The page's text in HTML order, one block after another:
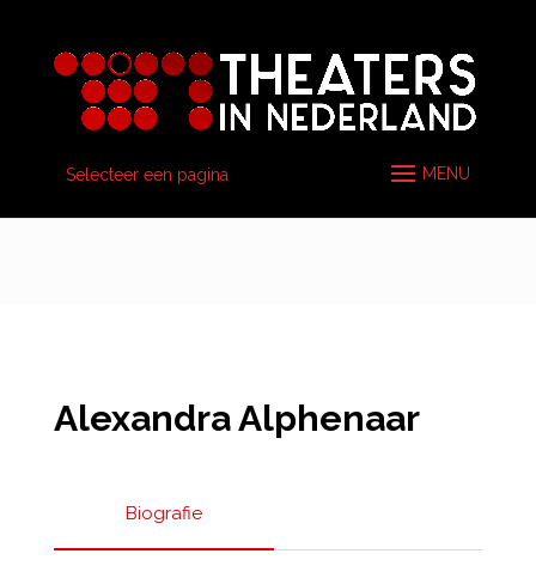
Selecteer een pagina
Alexandra Alphenaar
Biografie